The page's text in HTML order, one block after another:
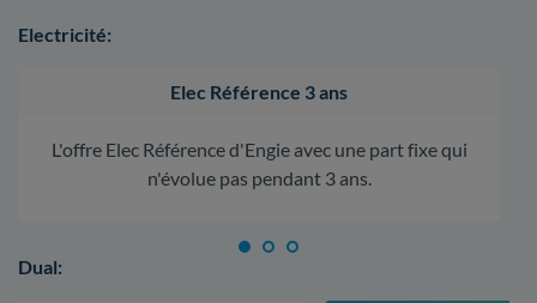
Electricité:
Elec Référence 3 ans
L'offre Elec Référence d'Engie avec une part fixe qui
n'évolue pas pendant 3 ans.
Dual: